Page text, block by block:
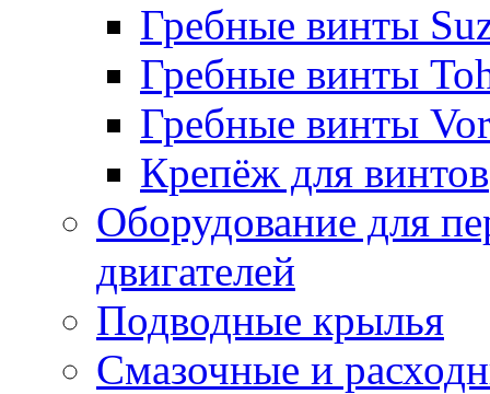
Гребные винты
Гребные винты
Гребные винты
Крепёж для винтов
Оборудование для
двигателей
Подводные крылья
Смазочные и